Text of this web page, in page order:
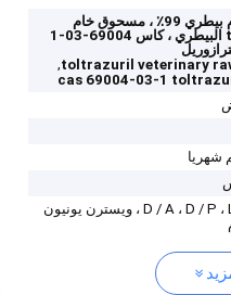
مسحوق خام بيطري 99٪ ، مسحوق خام
toltrazuril البيطري ، كاس 69004-03-1
toltrazuril veterinary
,
cas 69004-03-1
D / A ، D / P ، L / C ، T / T ، ويسترن يونيون